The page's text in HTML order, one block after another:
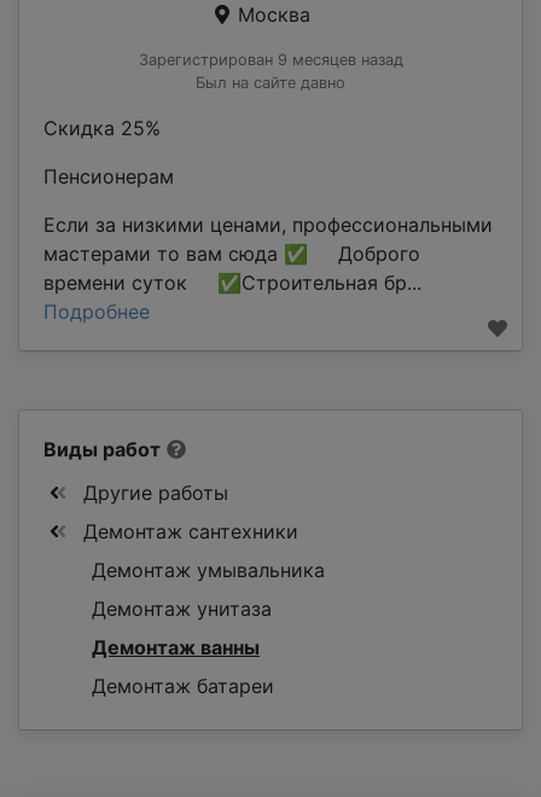
Москва
Зарегистрирован 9 месяцев назад
Был на сайте давно
Скидка 25%
Пенсионерам
Если за низкими ценами, профессиональными
мастерами то вам сюда ✅ Доброго
времени суток ✅Строительная бр...
Подробнее
Виды работ
Другие работы
Демонтаж сантехники
Демонтаж умывальника
Демонтаж унитаза
Демонтаж ванны
Демонтаж батареи